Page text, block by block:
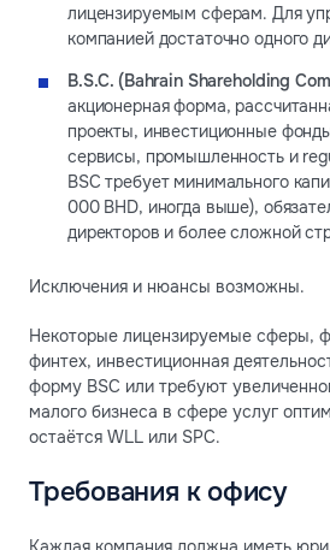
лицензируемым сферам. Для
компанией достаточно одного
B.S.C. (Bahrain Shareholding
акционерная форма,
проекты, инвестиционные
сервисы, промышленность и
BSC требует минимального
000 BHD, иногда выше),
директоров и более сложной
Исключения и нюансы возможны.
Некоторые лицензируемые сферы,
финтех, инвестиционная
форму BSC или требуют
малого бизнеса в сфере услуг
остаётся WLL или SPC.
Требования к офису